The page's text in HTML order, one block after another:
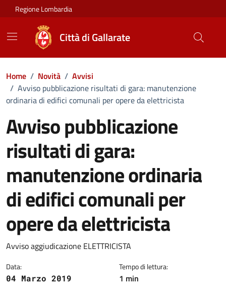
Vai ai contenuti
Vai al footer
Regione Lombardia
Città di Gallarate
Home / Novità / Avvisi
/ Avviso pubblicazione risultati di gara: manutenzione
ordinaria di edifici comunali per opere da elettricista
Avviso pubblicazione
risultati di gara:
manutenzione ordinaria
di edifici comunali per
opere da elettricista
Dettagli della notizia
Avviso aggiudicazione ELETTRICISTA
Data:
04 Marzo 2019
Tempo di lettura:
1 min